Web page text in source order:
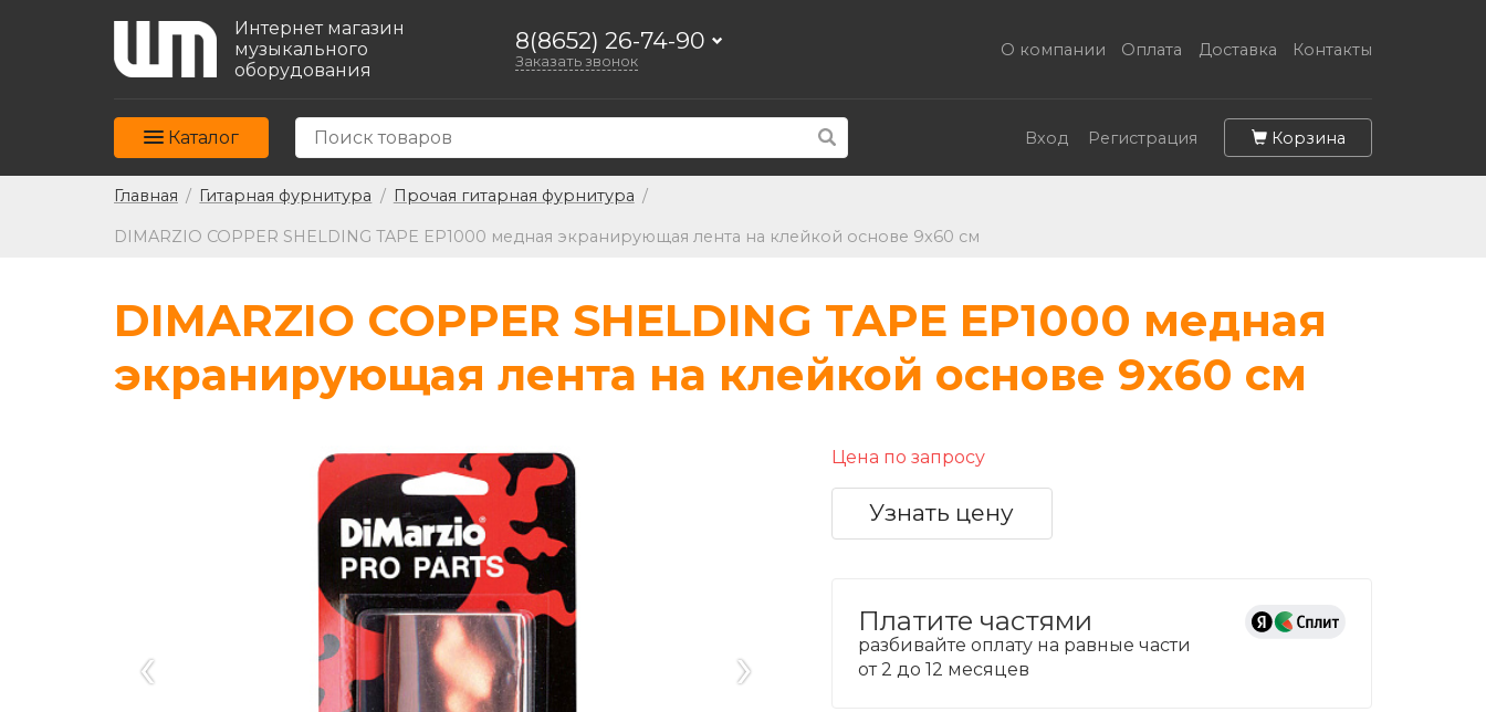
Интернет магазин
музыкального
оборудования
8(8652) 26-74-90
Заказать звонок
О компании Оплата Доставка Контакты
Каталог Вход Регистрация Корзина
Главная / Гитарная фурнитура / Прочая гитарная фурнитура /
DIMARZIO COPPER SHELDING TAPE EP1000 медная экранирующая лента на клейкой основе 9х60 см
DIMARZIO COPPER SHELDING TAPE EP1000 медная
экранирующая лента на клейкой основе 9х60 см
‹ ›
Цена по запросу
Узнать цену
Платите частями
разбивайте оплату на равные части
от 2 до 12 месяцев